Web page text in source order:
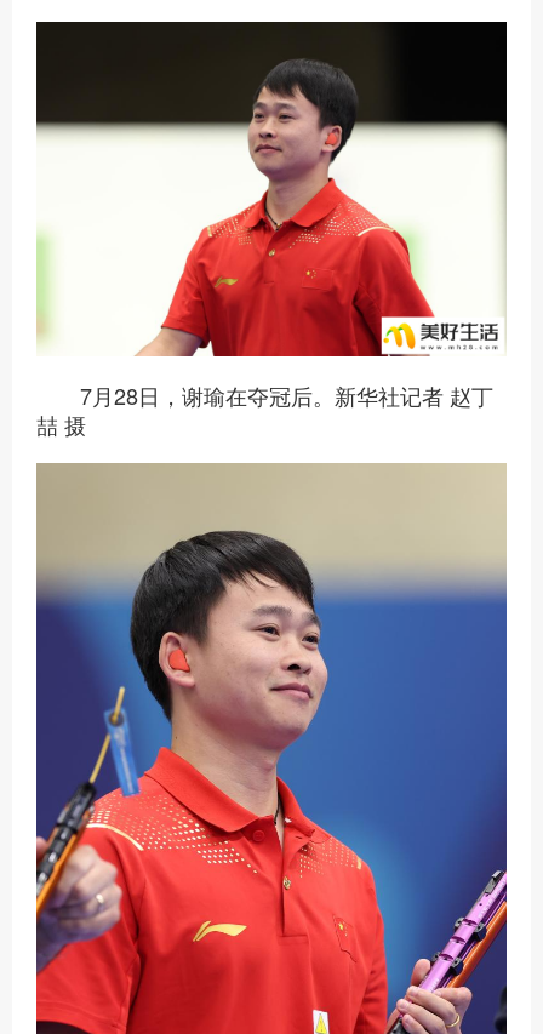
7月28日，谢瑜在夺冠后。新华社记者 赵丁
喆 摄